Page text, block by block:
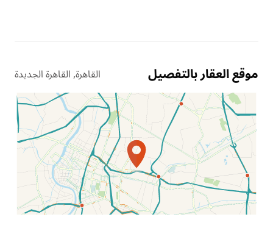
موقع العقار بالتفصيل القاهرة, القاهرة الجديدة
الموقع عل الخريطة